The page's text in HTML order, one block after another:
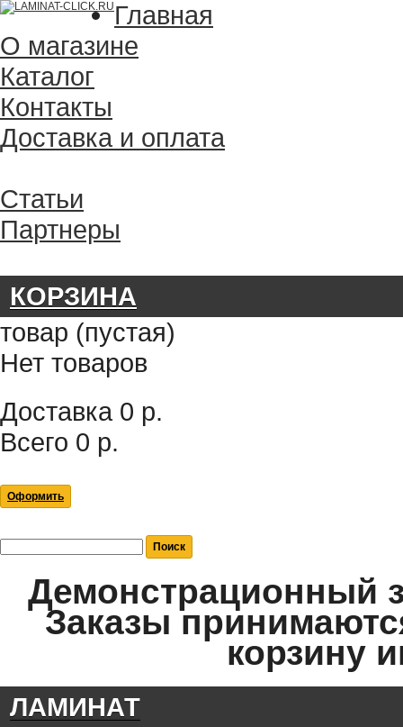
Главная
О магазине
Каталог
Контакты
Доставка и оплата
Статьи
Партнеры
КОРЗИНА
товар (пустая)
Нет товаров
Доставка 0 р.
Всего 0 р.
Оформить
Демонстрационный
Заказы
корзину
ЛАМИНАТ